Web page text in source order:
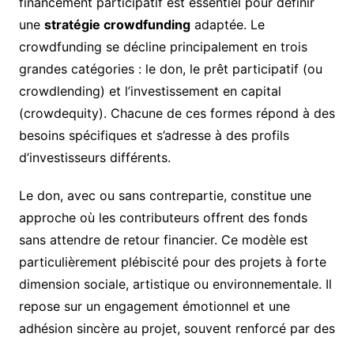
une stratégie crowdfundingadaptée. Le
crowdfunding se décline principalement en trois
grandes catégories : le don, le prêt participatif (ou
crowdlending) et l’investissement en capital
(crowdequity). Chacune de ces formes répond à des
besoins spécifiques et s’adresse à des profils
d’investisseurs différents.
Le don, avec ou sans contrepartie, constitue une
approche où les contributeurs offrent des fonds
sans attendre de retour financier. Ce modèle est
particulièrement plébiscité pour des projets à forte
dimension sociale, artistique ou environnementale. Il
repose sur un engagement émotionnel et une
adhésion sincère au projet, souvent renforcé par des